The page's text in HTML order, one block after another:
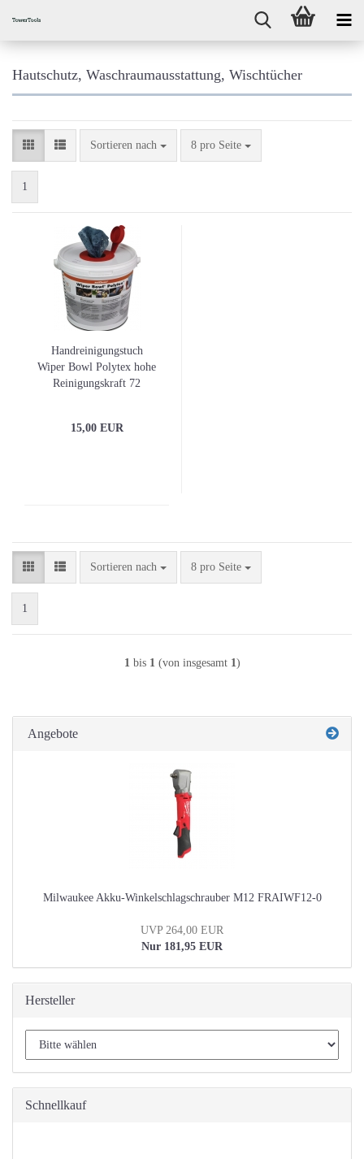
Hautschutz, Waschraumausstattung, Wischtücher
Sortieren nach
Sortieren nach 8 pro Seite
pro Seite
1
Handreinigungstuch
Wiper Bowl Polytex hohe
Reinigungskraft 72
15,00 EUR
Sortieren nach
Sortieren nach 8 pro Seite
pro Seite
1
1bis 1(von insgesamt 1)
Angebote
Milwaukee Akku-Winkelschlagschrauber M12 FRAIWF12-0
UVP 264,00 EUR
Nur 181,95 EUR
Hersteller
Schnellkauf